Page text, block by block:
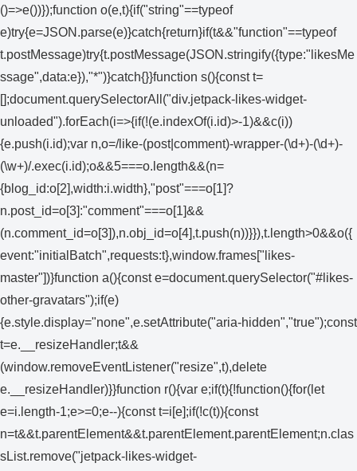
()=>e())});function o(e,t){if("string"==typeof
e)try{e=JSON.parse(e)}catch{return}if(t&&"function"==typeof
t.postMessage)try{t.postMessage(JSON.stringify({type:"likesMe
ssage",data:e}),"*")}catch{}}function s(){const t=
[];document.querySelectorAll("div.jetpack-likes-widget-
unloaded").forEach(i=>{if(!(e.indexOf(i.id)>-1)&&c(i))
{e.push(i.id);var n,o=/like-(post|comment)-wrapper-(\d+)-(\d+)-
(\w+)/.exec(i.id);o&&5===o.length&&(n=
{blog_id:o[2],width:i.width},"post"===o[1]?
n.post_id=o[3]:"comment"===o[1]&&
(n.comment_id=o[3]),n.obj_id=o[4],t.push(n))}}),t.length>0&&o({
event:"initialBatch",requests:t},window.frames["likes-
master"])}function a(){const e=document.querySelector("#likes-
other-gravatars");if(e)
{e.style.display="none",e.setAttribute("aria-hidden","true");const
t=e.__resizeHandler;t&&
(window.removeEventListener("resize",t),delete
e.__resizeHandler)}}function r(){var e;if(t){!function(){for(let
e=i.length-1;e>=0;e--){const t=i[e];if(!c(t)){const
n=t&&t.parentElement&&t.parentElement.parentElement;n.clas
sList.remove("jetpack-likes-widget-